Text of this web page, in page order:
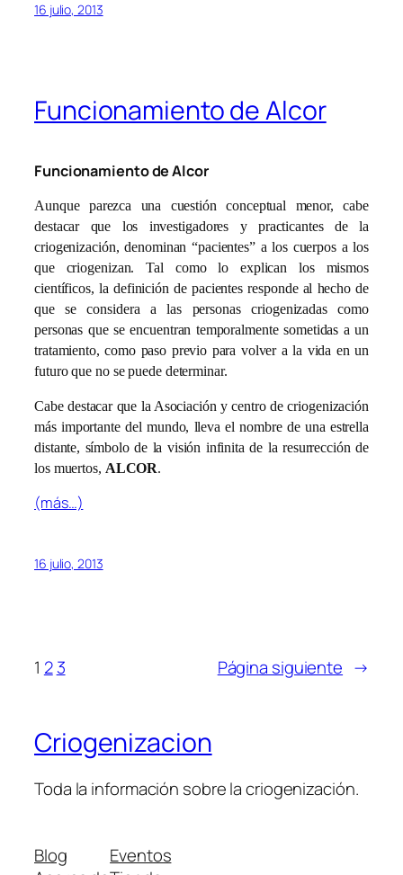
16 julio, 2013
Funcionamiento de Alcor
Funcionamiento de Alcor
Aunque parezca una cuestión conceptual menor, cabe
destacar que los investigadores y practicantes de la
criogenización, denominan “pacientes” a los cuerpos a los
que criogenizan. Tal como lo explican los mismos
científicos, la definición de pacientes responde al hecho de
que se considera a las personas criogenizadas como
personas que se encuentran temporalmente sometidas a un
tratamiento, como paso previo para volver a la vida en un
futuro que no se puede determinar.
Cabe destacar que la Asociación y centro de criogenización
más importante del mundo, lleva el nombre de una estrella
distante, símbolo de la visión infinita de la resurrección de
los muertos, ALCOR.
(más…)
16 julio, 2013
1 2 3 Página siguiente →
Criogenizacion
Toda la información sobre la criogenización.
Blog
Eventos